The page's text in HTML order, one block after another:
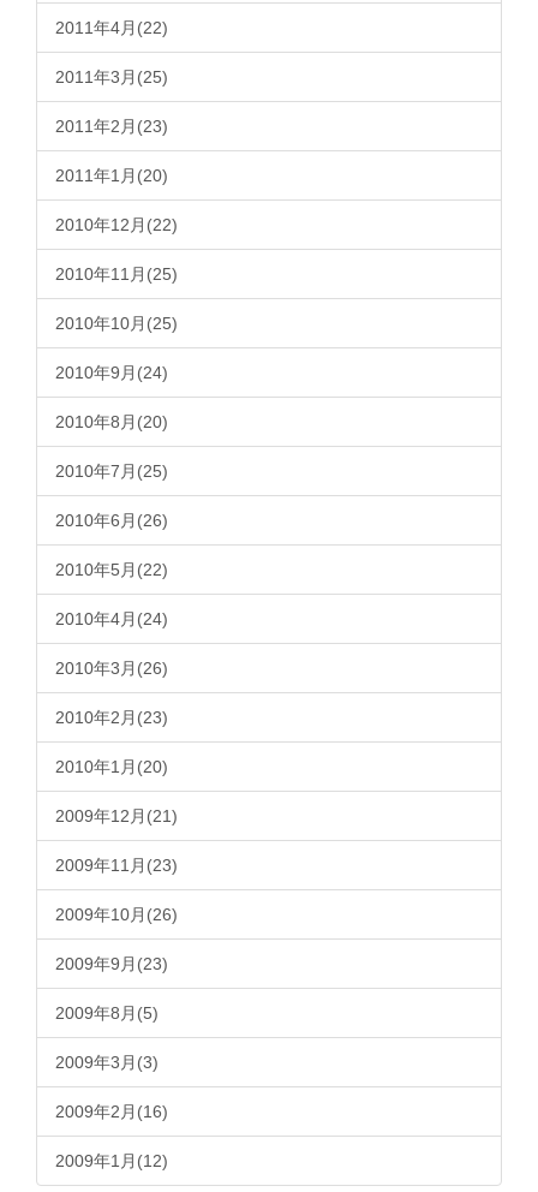
2011年4月(22)
2011年3月(25)
2011年2月(23)
2011年1月(20)
2010年12月(22)
2010年11月(25)
2010年10月(25)
2010年9月(24)
2010年8月(20)
2010年7月(25)
2010年6月(26)
2010年5月(22)
2010年4月(24)
2010年3月(26)
2010年2月(23)
2010年1月(20)
2009年12月(21)
2009年11月(23)
2009年10月(26)
2009年9月(23)
2009年8月(5)
2009年3月(3)
2009年2月(16)
2009年1月(12)